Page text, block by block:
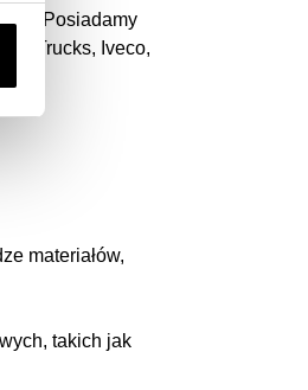
Posiadamy
Trucks, Iveco,
materiałów,
takich jak